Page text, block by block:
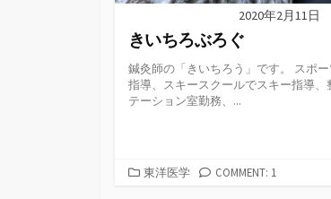
2020年2月11日
きいちろぶろぐ
鍼灸師の「きいちろう」です。 スポ
指導、スキースクールでスキー指導、
テーション室勤務、...
カ東洋医学 COMMENT: 1